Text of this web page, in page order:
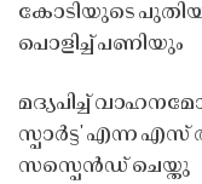
കോടിയുടെ
പൊളിച്ച് പണിയും
മദ്യപിച്ച്
സ്പാർട്ട' എന്ന
സസ്പെൻഡ് ചെയ്തു ​​​​​​​